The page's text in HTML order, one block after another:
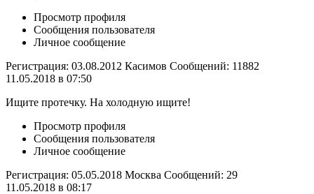
Просмотр профиля
Сообщения пользователя
Личное сообщение
Регистрация: 03.08.2012 Касимов Сообщений: 11882
11.05.2018 в 07:50
Ищите протечку. На холодную ищите!
Просмотр профиля
Сообщения пользователя
Личное сообщение
Регистрация: 05.05.2018 Москва Сообщений: 29
11.05.2018 в 08:17